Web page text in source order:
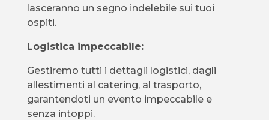
lasceranno un segno indelebile sui tuoi
ospiti.
Logistica impeccabile:
Gestiremo tutti i dettagli logistici, dagli
allestimenti al catering, al trasporto,
garantendoti un evento impeccabile e
senza intoppi.